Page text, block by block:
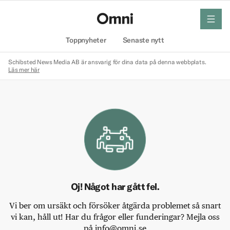
Toppnyheter Senaste nytt
meny
Schibsted News Media AB är ansvarig för dina data på denna webbplats.
Läs mer här
Oj! Något har gått fel.
Vi ber om ursäkt och försöker åtgärda problemet så snart
vi kan, håll ut! Har du frågor eller funderingar? Mejla oss